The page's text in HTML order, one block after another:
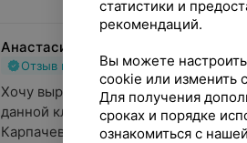
Анастасия М.
Отзыв подтвержден
Хочу выразить огромную
данной клиники: Юрковцу
Карпачеву Владиславу Владими...
статистики и
рекомендаций.
Вы можете
cookie или изменить
Для получения
сроках и порядке
ознакомиться с нашей